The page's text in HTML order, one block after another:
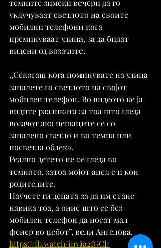
темните зимски вечери да го
уклучуваат светлото на своите
мобилни телефони кога
преминуваат улица, за да бидат
видени од возачите.
,,Секогаш кога поминувате на улица
запалете го светлото на својот
мобилен телефон. Во видеото ќе ја
видите разликата за тоа што гледа
возачот ако пешаците се со
запалено светло и во темна или
посветла облека.
Реално детето не се гледа во
темното, затоа мојот апел е и кон
родителите.
Научете ги децата за да им стане
навика тоа, а оние што се без
мобилен телефон да носат мал
фенер во џебот”, вели Ангелова.
https://fb.watch/invia2fGCl/